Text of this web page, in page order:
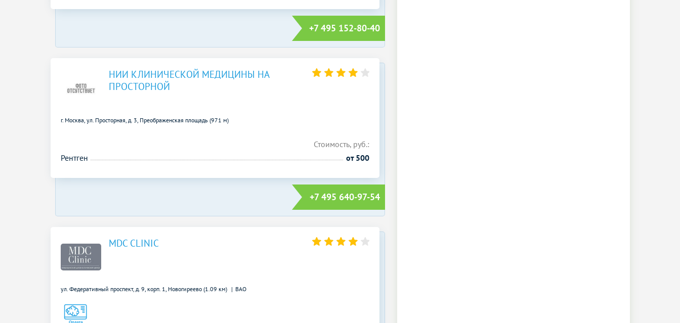
+7 495 152-80-40
НИИ КЛИНИЧЕСКОЙ МЕДИЦИНЫ НА
ПРОСТОРНОЙ
г. Москва, ул. Просторная, д. 3, Преображенская площадь (971 м)
Стоимость, руб.:
Рентген
от 500
+7 495 640-97-54
MDC CLINIC
ул. Федеративный проспект, д. 9, корп. 1, Новогиреево (1.09 км) ВАО